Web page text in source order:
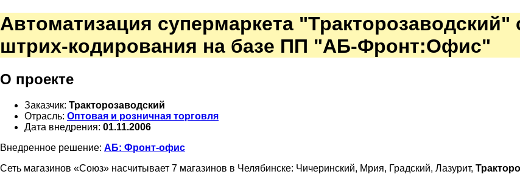
Автоматизация супермаркета
штрих-кодирования на базе ПП "АБ-Фронт:Офис"
О проекте
Заказчик: Тракторозаводский
Отрасль: Оптовая и розничная торговля
Дата внедрения: 01.11.2006
Внедренное решение: АБ: Фронт-офис
Сеть магазинов «Союз» насчитывает 7 магазинов в Челябинске: Чичеринский, Мрия, Градский, Лазурит,